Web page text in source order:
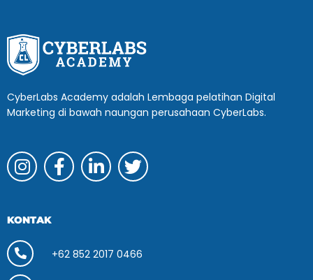
CyberLabs Academy adalah Lembaga pelatihan Digital
Marketing di bawah naungan perusahaan CyberLabs.
KONTAK
+62 852 2017 0466